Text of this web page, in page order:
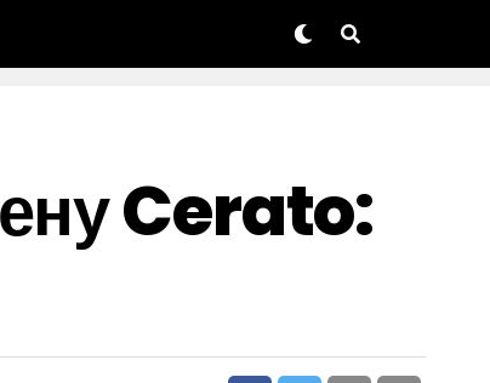
Cerato: